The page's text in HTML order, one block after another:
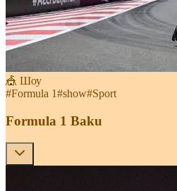
🎪 Шоу
#Formula 1#show#Sport
Formula 1 Baku